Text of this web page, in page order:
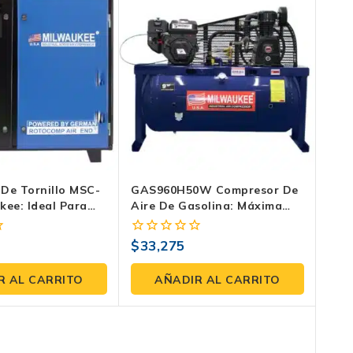
Tornillo MSC-
Ideal Para
Tu Producción
AL CARRITO
GAS960H50W Compresor De
Aire De Gasolina: Máxima
Independencia Con 9 Hp
0
fuera
5
$33,275
AÑADIR AL CARRITO